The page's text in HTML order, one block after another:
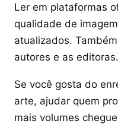
Ler em plataformas
qualidade de
atualizados.
autores e as editoras.
Se você gosta do
arte, ajudar quem
mais volumes